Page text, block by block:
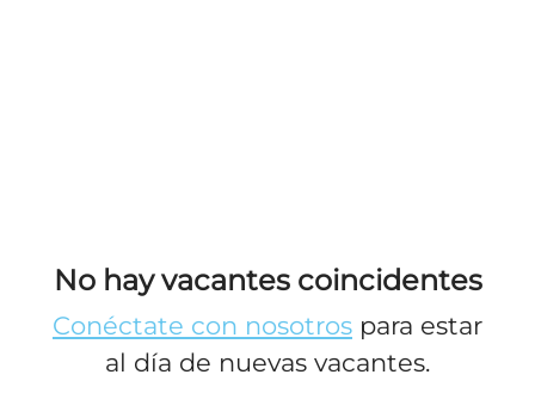
No hay vacantes coincidentes
Conéctate con nosotros para estar
al día de nuevas vacantes.